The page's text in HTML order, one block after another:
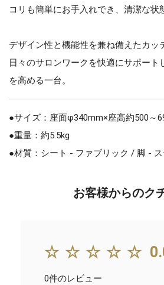
コリも簡単にお手入れでき、清潔な状
デザイン性と機能性を兼ね備えたカッ
日々のサロンワークを快適にサポート
を高める一台。
●サイズ：座面φ340mm×座高約500～
●重量：約5.5kg
●材質：シート - ファブリック / 脚 -
お客様からのク
☆☆☆☆☆
0件のレビュー